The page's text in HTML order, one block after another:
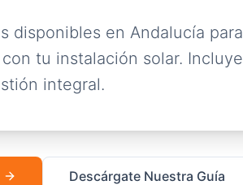
disponibles en Andalucía para
tu instalación solar. Incluye
integral.
Descárgate Nuestra Guía